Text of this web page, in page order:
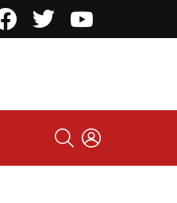
SEARCH